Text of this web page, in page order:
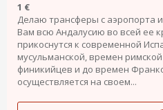
1 €
Делаю трансферы с аэропорта
Вам всю Андалусию во всей ее
прикоснутся к современной
мусульманской, времен
финикийцев и до времен
осуществляется на своем...